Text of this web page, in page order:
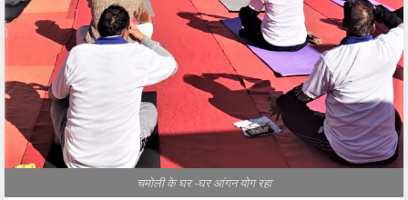
चमोली के घर -घर आंगन योग रहा